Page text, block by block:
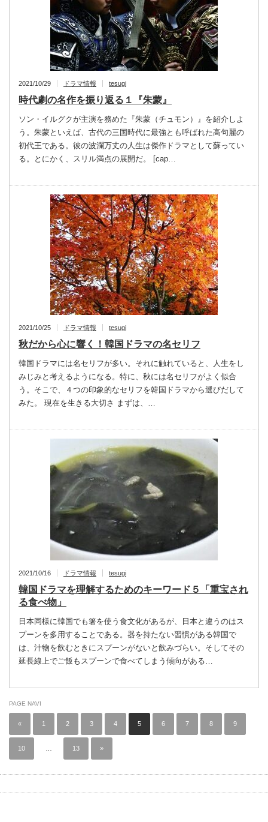
2021/10/29 ドラマ情報 tesugi
時代劇の名作を振り返る１『朱蒙』
ソン・イルグクが主演を務めた『朱蒙（チュモン）』を紹介しよ
う。朱蒙といえば、古代の三国時代に最強とも呼ばれた高句麗の
初代王である。彼の波瀾万丈の人生は傑作ドラマとして蘇ってい
る。とにかく、スリル満点の展開だ。 [cap…
2021/10/25 ドラマ情報 tesugi
秋だから心に響く！韓国ドラマの名セリフ
韓国ドラマには名セリフが多い。それに触れていると、人生をし
みじみと考えるようになる。特に、秋には名セリフがよく似合
う。そこで、４つの印象的なセリフを韓国ドラマから選びだして
みた。 現在を生きる大切さ まずは、…
2021/10/16 ドラマ情報 tesugi
韓国ドラマを理解するためのキーワード５「重宝され
る食べ物」
日本同様に韓国でも箸を使う食文化があるが、日本と違うのはス
プーンを多用することである。器を持たない習慣がある韓国で
は、汁物を飲むときにスプーンがないと飲みづらい。そしてその
延長線上でご飯もスプーンで食べてしまう傾向がある…
PAGE NAVI
« 1 2 3 4 5 6 7 8 9
10 13 »